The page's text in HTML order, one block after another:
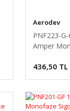
Aerodev
PNF223-
Amper
436,50 TL